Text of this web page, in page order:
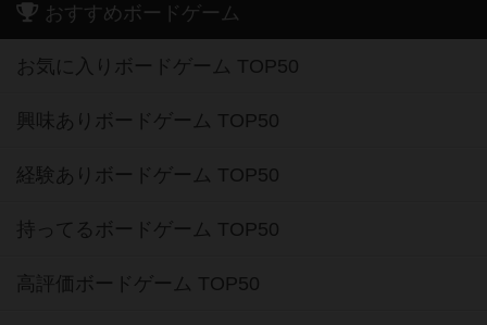
おすすめボードゲーム
お気に入りボードゲーム TOP50
興味ありボードゲーム TOP50
経験ありボードゲーム TOP50
持ってるボードゲーム TOP50
高評価ボードゲーム TOP50